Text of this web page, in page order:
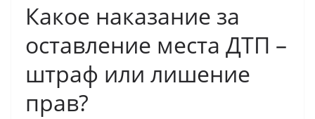
Какое наказание за
оставление места ДТП –
штраф или лишение
прав?